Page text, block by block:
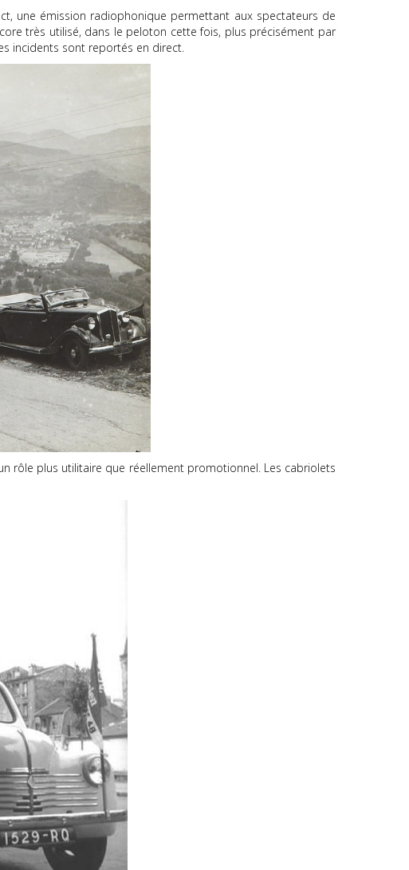
une émission radiophonique permettant aux spectateurs de
très utilisé, dans le peloton cette fois, plus précisément par
incidents sont reportés en direct.
rôle plus utilitaire que réellement promotionnel. Les cabriolets